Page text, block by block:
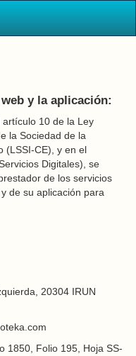
y la aplicación:
10 de la Ley
la Sociedad de la
(LSSI-CE), y en el
Digitales), se
de los servicios
de su aplicación para
20304 IRUN
1850, Folio 195, Hoja SS-